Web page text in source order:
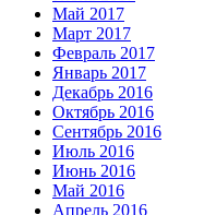
Май 2017
Март 2017
Февраль 2017
Январь 2017
Декабрь 2016
Октябрь 2016
Сентябрь 2016
Июль 2016
Июнь 2016
Май 2016
Апрель 2016